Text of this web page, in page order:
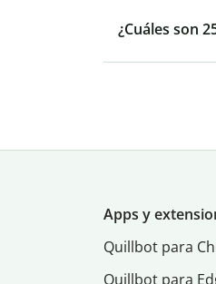
¿Cuáles son
Apps y
Quillbot para
Quillbot para